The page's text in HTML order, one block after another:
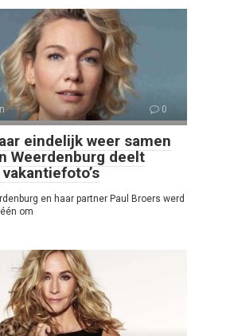
0
eindelijk weer samen
Weerdenburg deelt
en haar partner Paul Broers werd
om